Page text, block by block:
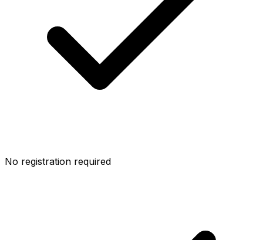
No registration required